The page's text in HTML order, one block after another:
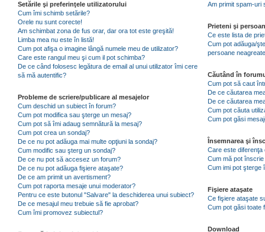
Setările şi preferinţele utilizatorului
Cum îmi schimb setările?
Orele nu sunt corecte!
Am schimbat zona de fus orar, dar ora tot este greşită!
Limba mea nu este în listă!
Cum pot afişa o imagine lângă numele meu de utilizator?
Care este rangul meu şi cum il pot schimba?
De ce când folosesc legătura de email al unui utilizator îmi cere
să mă autentific?
Probleme de scriere/publicare al mesajelor
Cum deschid un subiect în forum?
Cum pot modifica sau şterge un mesaj?
Cum pot să îmi adaug semnătură la mesaj?
Cum pot crea un sondaj?
De ce nu pot adăuga mai multe opţiuni la sondaj?
Cum modific sau şterg un sondaj?
De ce nu pot să accesez un forum?
De ce nu pot adăuga fişiere ataşate?
De ce am primit un avertisment?
Cum pot raporta mesaje unui moderator?
Pentru ce este butonul "Salvare" la deschiderea unui subiect?
De ce mesajul meu trebuie să fie aprobat?
Cum îmi promovez subiectul?
Am primit spam-uri
Prieteni şi
Ce este lista de
Cum pot adăuga/
persoane
Căutând în
Cum pot să caut
De ce căutarea
De ce căutarea
Cum pot căuta
Cum pot găsi
Însemnarea şi
Care este
Cum mă pot
Cum imi pot şterge
Fişiere ataşate
Ce fişiere ataşate
Cum pot găsi toate
Download